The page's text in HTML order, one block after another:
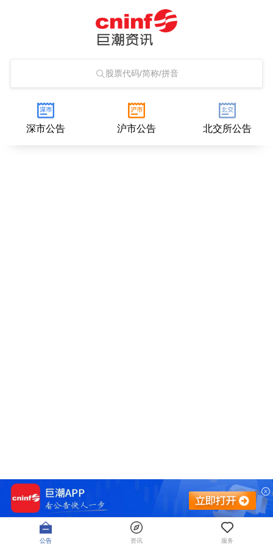
股票代码/简称/拼音
深市公告 沪市公告 北交所公告
公告 资讯 服务